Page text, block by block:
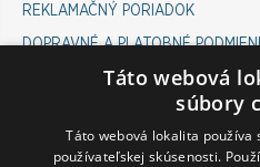
REKLAMAČNÝ PORIADOK
DOPRAVNÉ A PLATOBNÉ
COOKIES POLICY
ODSTÚPENIE OD ZMLUVY
Táto webová
súbory
Táto webová lokalita používa
používateľskej skúsenosti.